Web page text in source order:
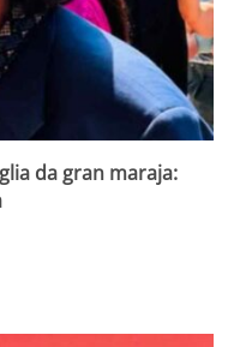
da gran maraja: